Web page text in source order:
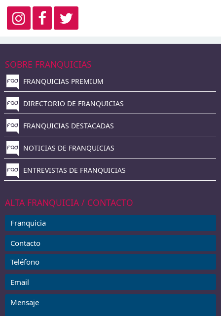
SOBRE FRANQUICIAS
FRANQUICIAS PREMIUM
DIRECTORIO DE FRANQUICIAS
FRANQUICIAS DESTACADAS
NOTICIAS DE FRANQUICIAS
ENTREVISTAS DE FRANQUICIAS
ALTA FRANQUICIA / CONTACTO